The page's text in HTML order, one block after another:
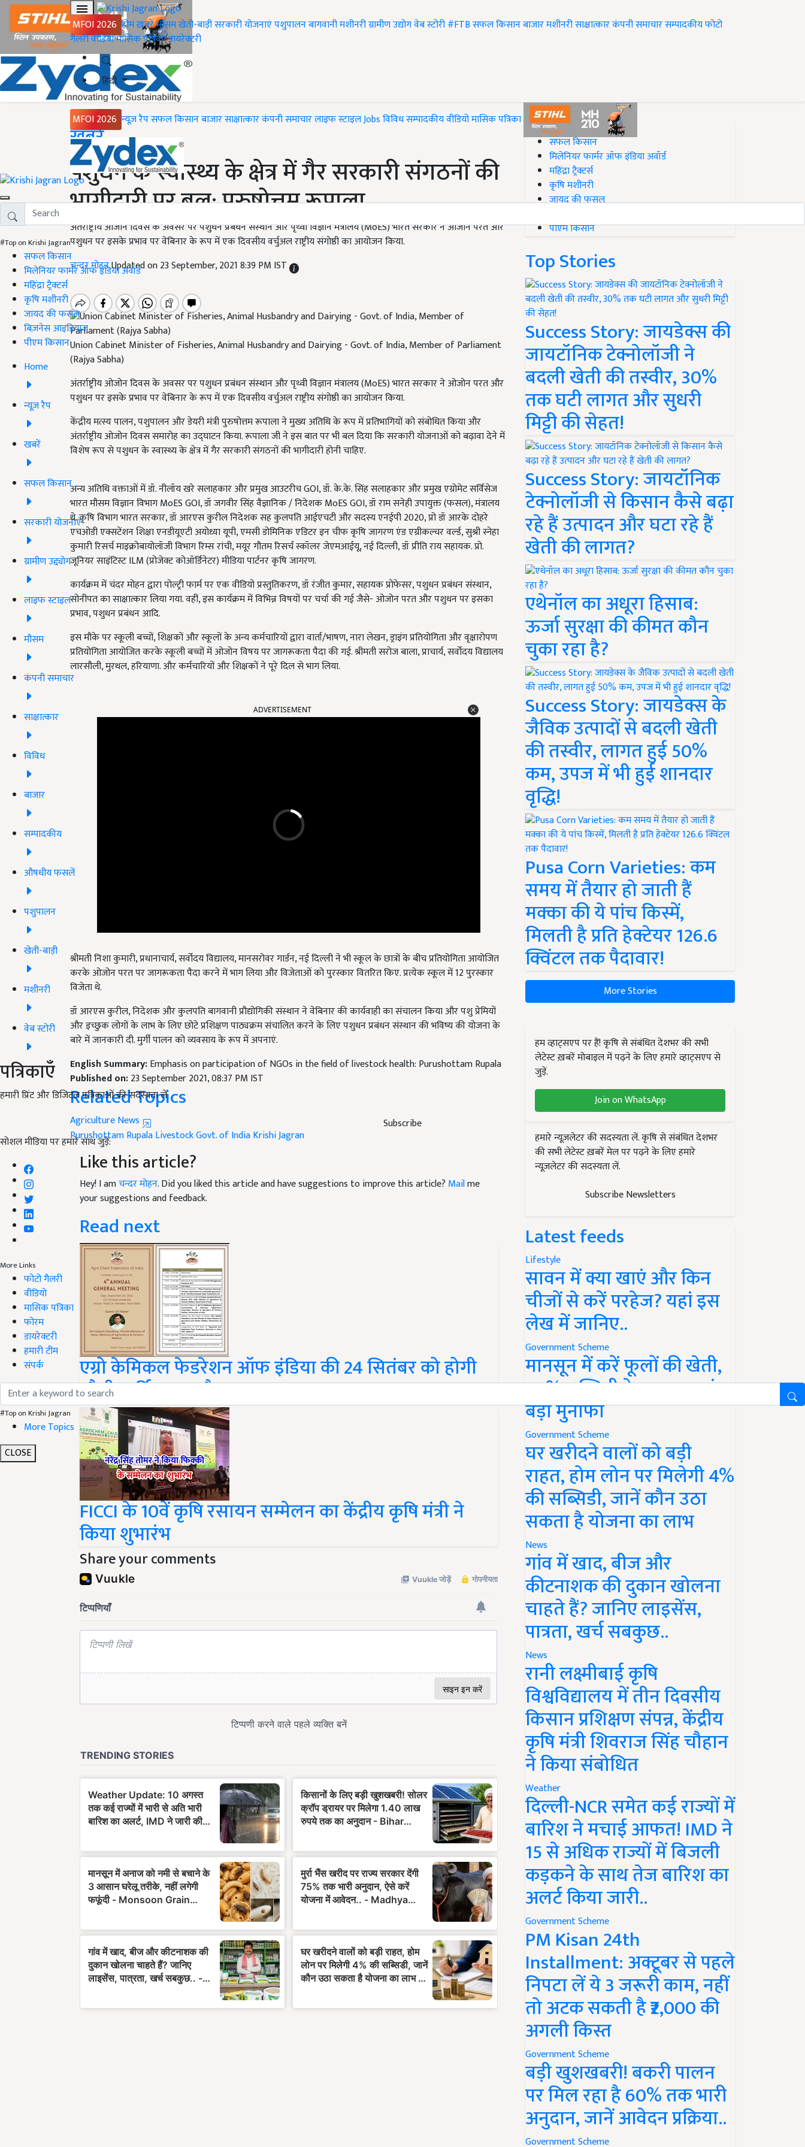
MFOI 2026 होमख़बरेंमौसमखेती-बाड़ीसरकारी योजनाएंपशुपालनबागवानीमशीनरीग्रामीण उद्योगवेब स्टोरी#FTBसफल किसानबाजारमशीनरीसाक्षात्कारकंपनी समाचारसम्पादकीयफोटो
गैलरीवीडियोमासिक पत्रिकाडायरेक्टरी
हिंदी
MFOI 2026 न्यूज़ रैपसफल किसानबाजारसाक्षात्कारकंपनी समाचारलाइफ स्टाइलJobsविविधसम्पादकीयवीडियोमासिक पत्रिका
#Top on Krishi Jagran
सफल किसान
मिलेनियर फार्मर ऑफ इंडिया अवॉर्ड
महिंद्रा ट्रैक्टर्स
कृषि मशीनरी
जायद की फसल
बिज़नेस आइडियाज
पीएम किसान
Home
न्यूज़ रैप
खबरें
सफल किसान
सरकारी योजनाएं
ग्रामीण उद्द्योग
लाइफ स्टाइल
मौसम
कंपनी समाचार
साक्षात्कार
विविध
बाजार
सम्पादकीय
औषधीय फसलें
पशुपालन
खेती-बाड़ी
मशीनरी
वेब स्टोरी
पत्रिकाएँ
हमारी प्रिंट और डिजिटल पत्रिकाओं की सदस्यता लें
Subscribe
सोशल मीडिया पर हमारे साथ जुड़ें:
More Links
फोटो गैलरी
वीडियो
मासिक पत्रिका
फोरम
डायरेक्टरी
हमारी टीम
संपर्क
#Top on Krishi Jagran
More Topics
CLOSE
Home
ख़बरें
पशुधन के स्वास्थ्य के क्षेत्र में गैर सरकारी संगठनों की
भागीदारी पर बल: पुरुषोत्तम रूपाला
अंतर्राष्ट्रीय ओजोन दिवस के अवसर पर पशुधन प्रबंधन संस्थान और पृथ्वी विज्ञान मंत्रालय (MoES) भारत सरकार ने ओजोन परत और
पशुधन पर इसके प्रभाव पर वेबिनार के रूप में एक दिवसीय वर्चुअल राष्ट्रीय संगोष्ठी का आयोजन किया.
चन्दर मोहनUpdated on 23 September, 2021 8:39 PM IST
Union Cabinet Minister of Fisheries, Animal Husbandry and Dairying - Govt. of India, Member of Parliament
(Rajya Sabha)
अंतर्राष्ट्रीय ओजोन दिवस के अवसर पर पशुधन प्रबंधन संस्थान और पृथ्वी विज्ञान मंत्रालय (MoES) भारत सरकार ने ओजोन परत और
पशुधन पर इसके प्रभाव पर वेबिनार के रूप में एक दिवसीय वर्चुअल राष्ट्रीय संगोष्ठी का आयोजन किया.
केंद्रीय मत्स्य पालन, पशुपालन और डेयरी मंत्री पुरुषोत्तम रूपाला ने मुख्य अतिथि के रूप में प्रतिभागियों को संबोधित किया और
अंतर्राष्ट्रीय ओजोन दिवस समारोह का उद्घाटन किया. रूपाला जी ने इस बात पर भी बल दिया कि सरकारी योजनाओं को बढ़ावा देने में
विशेष रूप से पशुधन के स्वास्थ्य के क्षेत्र में गैर सरकारी संगठनों की भागीदारी होनी चाहिए.
अन्य अतिथि वक्ताओं में डॉ. नीलॉय खरे सलाहकार और प्रमुख आउटरीच GOI, डॉ. के.के. सिंह सलाहकार और प्रमुख एग्रोमेट सर्विसेज
भारत मौसम विज्ञान विभाग MoES GOI, डॉ जगवीर सिंह वैज्ञानिक / निदेशक MoES GOI, डॉ राम सनेही उपायुक्त (फसल), मंत्रालय
थे. कृषि विभाग भारत सरकार, डॉ आरएस कुरील निदेशक सह कुलपति आईएचटी और सदस्य एनईपी 2020, प्रो डॉ आरके दोहरे
एचओडी एक्सटेंशन शिक्षा एनडीयूएटी अयोध्या यूपी, एमसी डोमिनिक एडिटर इन चीफ कृषि जागरण एंड एग्रीकल्चर वर्ल्ड, सुश्री स्नेहा
कुमारी रिसर्च माइक्रोबायोलॉजी विभाग रिम्स रांची, मयूर गौतम रिसर्च स्कॉलर जेएमआईयू, नई दिल्ली, डॉ प्रीति राय सहायक. प्रो.
जूनियर साइंटिस्ट ILM (प्रोजेक्ट कोऑर्डिनेटर) मीडिया पार्टनर कृषि जागरण.
कार्यक्रम में चंदर मोहन द्वारा पोल्ट्री फार्म पर एक वीडियो प्रस्तुतिकरण, डॉ रंजीत कुमार, सहायक प्रोफेसर, पशुधन प्रबंधन संस्थान,
सोनीपत का साक्षात्कार लिया गया. वहीं,इस कार्यक्रम मेंविभिन्न विषयों पर चर्चा की गई जैसे- ओजोन परत और पशुधन पर इसका
प्रभाव, पशुधन प्रबंधन आदि.
इस मौके पर स्कूली बच्चों, शिक्षकों और स्कूलों के अन्य कर्मचारियों द्वारा वार्ता/भाषण, नारा लेखन, ड्राइंग प्रतियोगिता और वृक्षारोपण
प्रतियोगिता आयोजित करके स्कूली बच्चों में ओजोन विषय पर जागरूकता पैदा की गई. श्रीमती सरोज बाला, प्राचार्य, सर्वोदय विद्यालय
लारसौली, मुरथल, हरियाणा. और कर्मचारियों और शिक्षकों ने पूरे दिल से भाग लिया.
ADVERTISEMENT
श्रीमती निशा कुमारी, प्रधानाचार्य, सर्वोदय विद्यालय, मानसरोवर गार्डन, नई दिल्ली ने भी स्कूल के छात्रों के बीच प्रतियोगिता आयोजित
करके ओजोन परत पर जागरूकता पैदा करने में भाग लिया और विजेताओं को पुरस्कार वितरित किए. प्रत्येक स्कूल में 12 पुरस्कार
विजेता थे.
डॉ आरएस कुरील, निदेशक और कुलपति बागवानी प्रौद्योगिकी संस्थान ने वेबिनार की कार्यवाही का संचालन किया और पशु प्रेमियों
और इच्छुक लोगों के लाभ के लिए छोटे प्रशिक्षण पाठ्यक्रम संचालित करने के लिए पशुधन प्रबंधन संस्थान की भविष्य की योजना के
बारे में जानकारी दी. मुर्गी पालन को व्यवसाय के रूप में अपनाएं.
English Summary:Emphasis on participation of NGOs in the field of livestock health: Purushottam Rupala
Published on:23 September 2021, 08:37 PM IST
Related Topics
Agriculture News
​​​​​​​Purushottam RupalaLivestockGovt. of IndiaKrishi Jagran
Like this article?
Hey! I amचन्दर मोहन. Did you liked this article and have suggestions to improve this article? Mailme
your suggestions and feedback.
Read next
एग्रो केमिकल फेडरेशन ऑफ इंडिया की 24 सितंबर को होगी
चौथी वार्षिक आम बैठक
FICCI के 10वें कृषि रसायन सम्मेलन का केंद्रीय कृषि मंत्री ने
किया शुभारंभ
Share your comments
#Top on Krishi Jagran
सफल किसान
मिलेनियर फार्मर ऑफ इंडिया अवॉर्ड
महिंद्रा ट्रैक्टर्स
कृषि मशीनरी
जायद की फसल
पीएम किसान
Top Stories
Success Story: जायडेक्स की
जायटॉनिक टेक्नोलॉजी ने
बदली खेती की तस्वीर, 30%
तक घटी लागत और सुधरी
मिट्टी की सेहत!
Success Story: जायटॉनिक
टेक्नोलॉजी से किसान कैसे बढ़ा
रहे हैं उत्पादन और घटा रहे हैं
खेती की लागत?
एथेनॉल का अधूरा हिसाब:
ऊर्जा सुरक्षा की कीमत कौन
चुका रहा है?
Success Story: जायडेक्स के
जैविक उत्पादों से बदली खेती
की तस्वीर, लागत हुई 50%
कम, उपज में भी हुई शानदार
वृद्धि!
Pusa Corn Varieties: कम
समय में तैयार हो जाती हैं
मक्का की ये पांच किस्में,
मिलती है प्रति हेक्टेयर 126.6
क्विंटल तक पैदावार!
More Stories
हम व्हाट्सएप पर हैं! कृषि से संबंधित देशभर की सभी
लेटेस्ट ख़बरें मोबाइल में पढ़ने के लिए हमारे व्हाट्सएप से
जुड़ें.
Join on WhatsApp
हमारे न्यूज़लेटर की सदस्यता लें. कृषि से संबंधित देशभर
की सभी लेटेस्ट ख़बरें मेल पर पढ़ने के लिए हमारे
न्यूज़लेटर की सदस्यता लें.
Subscribe Newsletters
Latest feeds
Lifestyle
सावन में क्या खाएं और किन
चीजों से करें परहेज? यहां इस
लेख में जानिए..
Government Scheme
मानसून में करें फूलों की खेती,
50% सब्सिडी के साथ कमाएं
बड़ा मुनाफा
Government Scheme
घर खरीदने वालों को बड़ी
राहत, होम लोन पर मिलेगी 4%
की सब्सिडी, जानें कौन उठा
सकता है योजना का लाभ
News
गांव में खाद, बीज और
कीटनाशक की दुकान खोलना
चाहते हैं? जानिए लाइसेंस,
पात्रता, खर्च सबकुछ..
News
रानी लक्ष्मीबाई कृषि
विश्वविद्यालय में तीन दिवसीय
किसान प्रशिक्षण संपन्न, केंद्रीय
कृषि मंत्री शिवराज सिंह चौहान
ने किया संबोधित
Weather
दिल्ली-NCR समेत कई राज्यों में
बारिश ने मचाई आफत! IMD ने
15 से अधिक राज्यों में बिजली
कड़कने के साथ तेज बारिश का
अलर्ट किया जारी..
Government Scheme
PM Kisan 24th
Installment: अक्टूबर से पहले
निपटा लें ये 3 जरूरी काम, नहीं
तो अटक सकती है ₹2,000 की
अगली किस्त
Government Scheme
बड़ी खुशखबरी! बकरी पालन
पर मिल रहा है 60% तक भारी
अनुदान, जानें आवेदन प्रक्रिया..
Government Scheme